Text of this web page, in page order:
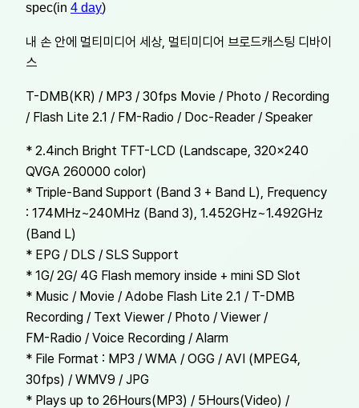
spec(in 4 day)
내 손 안에 멀티미디어 세상, 멀티미디어 브로드캐스팅 디바이
스
T-DMB(KR) / MP3 / 30fps Movie / Photo / Recording
/ Flash Lite 2.1 / FM-Radio / Doc-Reader / Speaker
* 2.4inch Bright TFT-LCD (Landscape, 320×240
QVGA 260000 color)
* Triple-Band Support (Band 3 + Band L), Frequency
: 174MHz~240MHz (Band 3), 1.452GHz~1.492GHz
(Band L)
* EPG / DLS / SLS Support
* 1G/ 2G/ 4G Flash memory inside + mini SD Slot
* Music / Movie / Adobe Flash Lite 2.1 / T-DMB
Recording / Text Viewer / Photo / Viewer /
FM-Radio / Voice Recording / Alarm
* File Format : MP3 / WMA / OGG / AVI (MPEG4,
30fps) / WMV9 / JPG
* Plays up to 26Hours(MP3) / 5Hours(Video) /